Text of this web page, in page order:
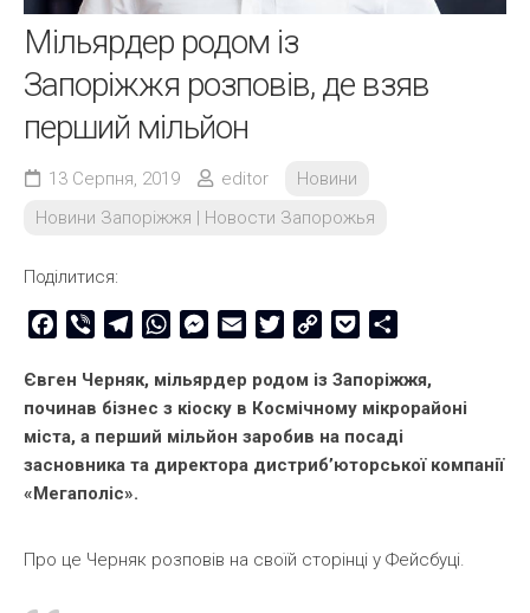
Мільярдер родом із
Запоріжжя розповів, де взяв
перший мільйон
13 Серпня, 2019 editor
Новини
Новини Запоріжжя | Новости Запорожья
Поділитися:
Facebook
Viber TelegramWhatsAppMessenger
Email TwitterCopy
Pocket
Євген Черняк, мільярдер родом із Запоріжжя,
починав бізнес з кіоску в Космічному мікрорайоні
міста, а перший мільйон заробив на посаді
засновника та директора дистриб’юторської компанії
«Мегаполіс».
Про це Черняк розповів на своїй сторінці у Фейсбуці.